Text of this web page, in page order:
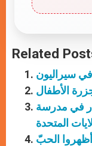
Related
في سيراليون
الأطفال
في مدرسة
المتحدة
الحبّ